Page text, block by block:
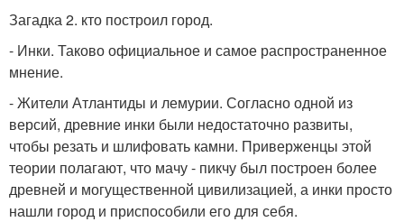
Загадка 2. кто построил город.
- Инки. Таково официальное и самое распространенное
мнение.
- Жители Атлантиды и лемурии. Согласно одной из
версий, древние инки были недостаточно развиты,
чтобы резать и шлифовать камни. Приверженцы этой
теории полагают, что мачу - пикчу был построен более
древней и могущественной цивилизацией, а инки просто
нашли город и приспособили его для себя.